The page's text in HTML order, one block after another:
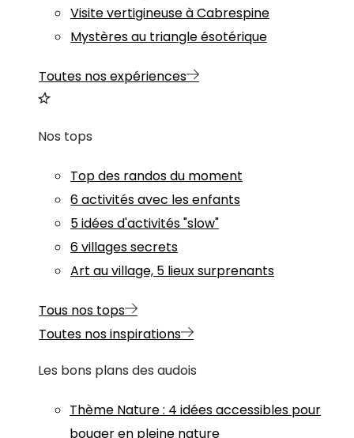
Visite vertigineuse à Cabrespine
Mystères au triangle ésotérique
Toutes nos expériences
Nos tops
Top des randos du moment
6 activités avec les enfants
5 idées d'activités "slow"
6 villages secrets
Art au village, 5 lieux surprenants
Tous nos tops
Toutes nos inspirations
Les bons plans des audois
Thème Nature: 4 idées accessibles pour
bouger en pleine nature